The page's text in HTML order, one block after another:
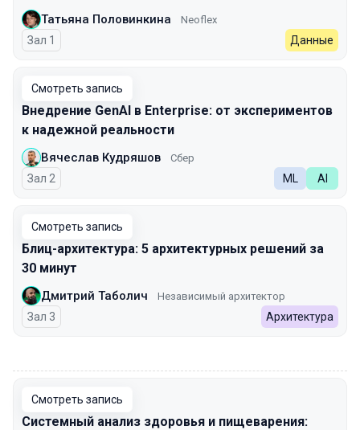
Татьяна Половинкина Neoflex
Зал 1 Данные
Смотреть запись
Внедрение GenAI в Enterprise: от экспериментов
к надежной реальности
Вячеслав Кудряшов Сбер
Зал 2 ML AI
Смотреть запись
Блиц-архитектура: 5 архитектурных решений за
30 минут
Дмитрий Таболич Независимый архитектор
Зал 3 Архитектура
Смотреть запись
Системный анализ здоровья и пищеварения: